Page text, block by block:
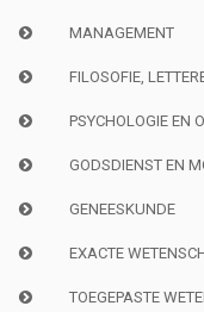
MANAGEMENT
FILOSOFIE,
PSYCHOLOGIE EN
GODSDIENST EN
GENEESKUNDE
EXACTE
TOEGEPASTE